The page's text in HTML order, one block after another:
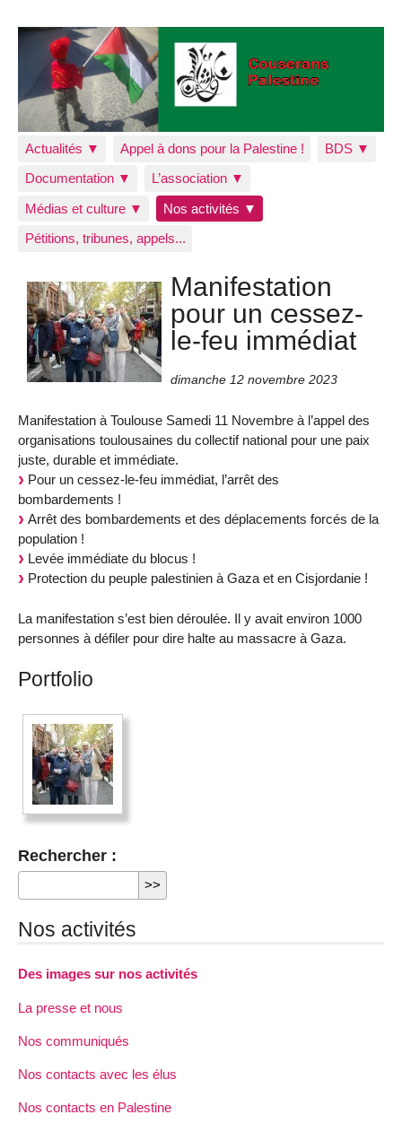
Actualités ▼ Appel à dons pour la Palestine !
BDS ▼
Documentation ▼
L’association ▼
Médias et culture ▼
Nos activités ▼
Pétitions, tribunes, appels...
Manifestation
pour un cessez-
le-feu immédiat
dimanche 12 novembre 2023
Manifestation à Toulouse Samedi 11 Novembre à l’appel des
organisations toulousaines du collectif national pour une paix
juste, durable et immédiate.
Pour un cessez-le-feu immédiat, l’arrêt des
bombardements !
Arrêt des bombardements et des déplacements forcés de la
population !
Levée immédiate du blocus !
Protection du peuple palestinien à Gaza et en Cisjordanie !
La manifestation s’est bien déroulée. Il y avait environ 1000
personnes à défiler pour dire halte au massacre à Gaza.
Portfolio
Rechercher :
Nos activités
Des images sur nos activités
La presse et nous
Nos communiqués
Nos contacts avec les élus
Nos contacts en Palestine